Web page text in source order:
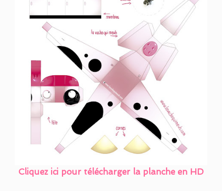
Cliquez ici pour télécharger la planche en HD